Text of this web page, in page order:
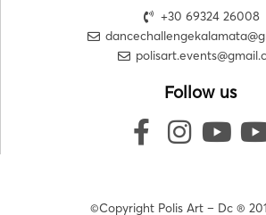
+30 69324 26008
Follow us
©Copyright Polis Art – Dc ®